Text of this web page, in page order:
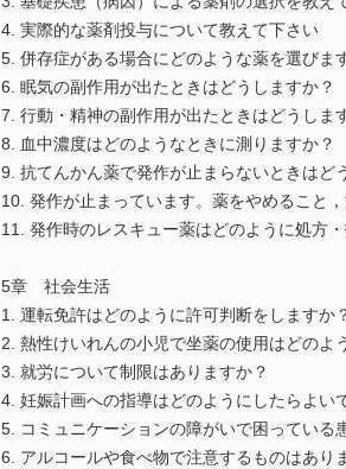
4. 実際的な薬剤投与について教えて下さい
5. 併存症がある場合にどのような薬を選びま
6. 眠気の副作用が出たときはどうしますか？
7. 行動・精神の副作用が出たときはどうしま
8. 血中濃度はどのようなときに測りますか？
9. 抗てんかん薬で発作が止まらないときはど
10. 発作が止まっています。薬をやめること
11. 発作時のレスキュー薬はどのように処方
5章 社会生活
1. 運転免許はどのように許可判断をしますか
2. 熱性けいれんの小児で坐薬の使用はどのよ
3. 就労について制限はありますか？
4. 妊娠計画への指導はどのようにしたらよい
5. コミュニケーションの障がいで困っている
6. アルコールや食べ物で注意するものはあり